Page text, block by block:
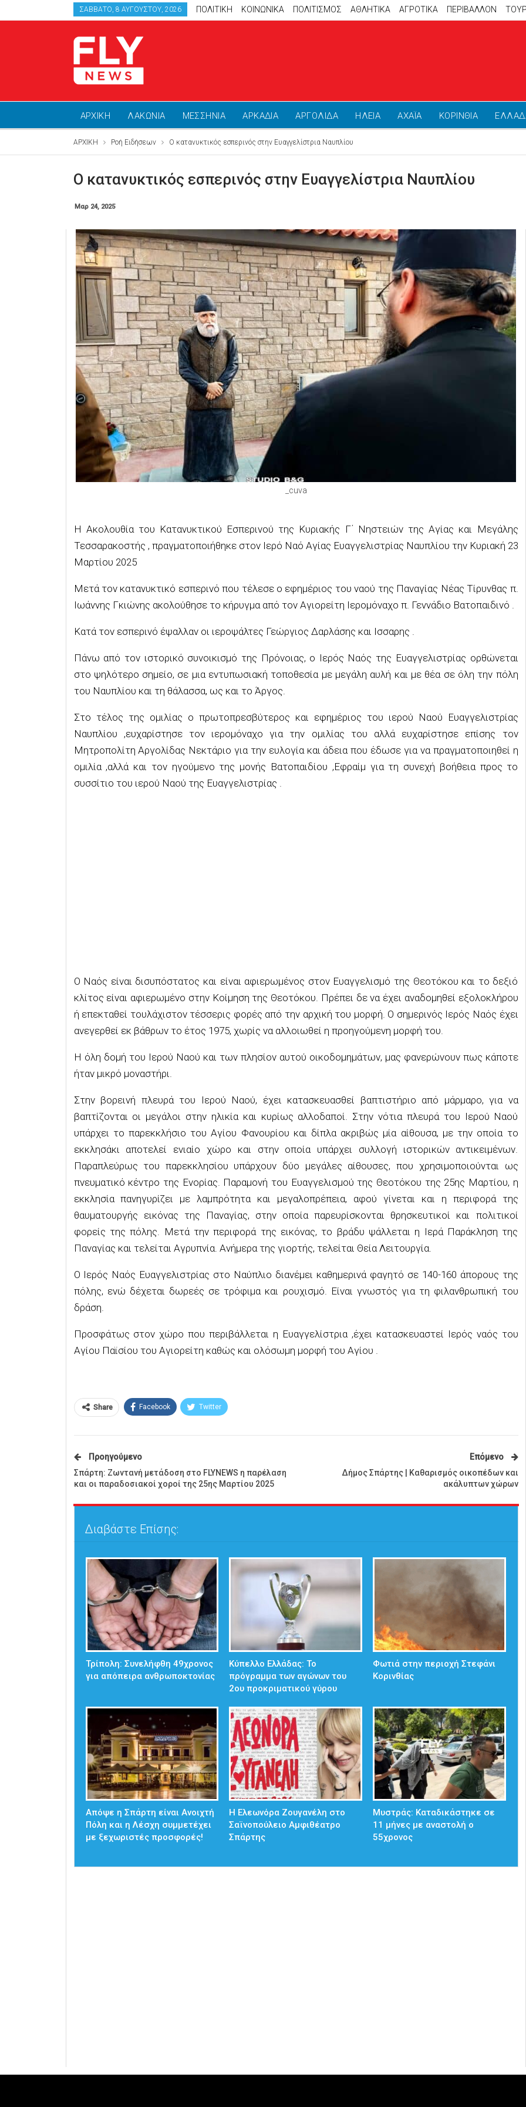
ΣΆΒΒΑΤΟ, 8 ΑΥΓΟΎΣΤΟΥ, 2026 ΠΟΛΙΤΙΚΗ ΚΟΙΝΩΝΙΚΑ ΠΟΛΙΤΙΣΜΟΣ ΑΘΛΗΤΙΚΆ ΑΓΡΟΤΙΚΑ ΠΕΡΙΒΑΛΛΟΝ
ΑΡΧΙΚΗ ΛΑΚΩΝΙΑ ΜΕΣΣΗΝΙΑ ΑΡΚΑΔΙΑ ΑΡΓΟΛΙΔΑ ΗΛΕΙΑ ΑΧΑΪΑ ΚΟΡΙΝΘΙΑ
ΑΡΧΙΚΗ Ροή Ειδήσεων Ο κατανυκτικός εσπερινός στην Ευαγγελίστρια Ναυπλίου
Ο κατανυκτικός εσπερινός στην Ευαγγελίστρια Ναυπλίου
Μαρ 24, 2025
_cuva
Η Ακολουθία του Κατανυκτικού Εσπερινού της Κυριακής Γ΄ Νηστειών της Αγίας και Μεγάλης
Τεσσαρακοστής , πραγματοποιήθηκε στον Ιερό Ναό Αγίας Ευαγγελιστρίας Ναυπλίου την Κυριακή 23
Μαρτίου 2025
Μετά τον κατανυκτικό εσπερινό που τέλεσε ο εφημέριος του ναού της Παναγίας Νέας Τίρυνθας π.
Ιωάννης Γκιώνης ακολούθησε το κήρυγμα από τον Αγιορείτη Ιερομόναχο π. Γεννάδιο Βατοπαιδινό .
Κατά τον εσπερινό έψαλλαν οι ιεροψάλτες Γεώργιος Δαρλάσης και Ισσαρης .
Πάνω από τον ιστορικό συνοικισμό της Πρόνοιας, ο Ιερός Ναός της Ευαγγελιστρίας ορθώνεται
στο ψηλότερο σημείο, σε μια εντυπωσιακή τοποθεσία με μεγάλη αυλή και με θέα σε όλη την πόλη
του Ναυπλίου και τη θάλασσα, ως και το Άργος.
Στο τέλος της ομιλίας ο πρωτοπρεσβύτερος και εφημέριος του ιερού Ναού Ευαγγελιστρίας
Ναυπλίου ,ευχαρίστησε τον ιερομόναχο για την ομιλίας του αλλά ευχαρίστησε επίσης τον
Μητροπολίτη Αργολίδας Νεκτάριο για την ευλογία και άδεια που έδωσε για να πραγματοποιηθεί η
ομιλία ,αλλά και τον ηγούμενο της μονής Βατοπαιδίου ,Εφραίμ για τη συνεχή βοήθεια προς το
συσσίτιο του ιερού Ναού της Ευαγγελιστρίας .
Ο Ναός είναι δισυπόστατος και είναι αφιερωμένος στον Ευαγγελισμό της Θεοτόκου και το δεξιό
κλίτος είναι αφιερωμένο στην Κοίμηση της Θεοτόκου. Πρέπει δε να έχει αναδομηθεί εξολοκλήρου
ή επεκταθεί τουλάχιστον τέσσερις φορές από την αρχική του μορφή. Ο σημερινός Ιερός Ναός έχει
ανεγερθεί εκ βάθρων το έτος 1975, χωρίς να αλλοιωθεί η προηγούμενη μορφή του.
Η όλη δομή του Ιερού Ναού και των πλησίον αυτού οικοδομημάτων, μας φανερώνουν πως κάποτε
ήταν μικρό μοναστήρι.
Στην βορεινή πλευρά του Ιερού Ναού, έχει κατασκευασθεί βαπτιστήριο από μάρμαρο, για να
βαπτίζονται οι μεγάλοι στην ηλικία και κυρίως αλλοδαποί. Στην νότια πλευρά του Ιερού Ναού
υπάρχει το παρεκκλήσιο του Αγίου Φανουρίου και δίπλα ακριβώς μία αίθουσα, με την οποία το
εκκλησάκι αποτελεί ενιαίο χώρο και στην οποία υπάρχει συλλογή ιστορικών αντικειμένων.
Παραπλεύρως του παρεκκλησίου υπάρχουν δύο μεγάλες αίθουσες, που χρησιμοποιούνται ως
πνευματικό κέντρο της Ενορίας. Παραμονή του Ευαγγελισμού της Θεοτόκου της 25ης Μαρτίου, η
εκκλησία πανηγυρίζει με λαμπρότητα και μεγαλοπρέπεια, αφού γίνεται και η περιφορά της
θαυματουργής εικόνας της Παναγίας, στην οποία παρευρίσκονται θρησκευτικοί και πολιτικοί
φορείς της πόλης. Μετά την περιφορά της εικόνας, το βράδυ ψάλλεται η Ιερά Παράκληση της
Παναγίας και τελείται Αγρυπνία. Ανήμερα της γιορτής, τελείται Θεία Λειτουργία.
Ο Ιερός Ναός Ευαγγελιστρίας στο Ναύπλιο διανέμει καθημερινά φαγητό σε 140-160 άπορους της
πόλης, ενώ δέχεται δωρεές σε τρόφιμα και ρουχισμό. Είναι γνωστός για τη φιλανθρωπική του
δράση.
Προσφάτως στον χώρο που περιβάλλεται η Ευαγγελίστρια ,έχει κατασκευαστεί Ιερός ναός του
Αγίου Παϊσίου του Αγιορείτη καθώς και ολόσωμη μορφή του Αγίου .
Share Facebook Twitter
Προηγούμενο
Σπάρτη: Ζωντανή μετάδοση στο FLYNEWS η παρέλαση
και οι παραδοσιακοί χοροί της 25ης Μαρτίου 2025
Επόμενο
Δήμος Σπάρτης | Καθαρισμός οικοπέδων και
ακάλυπτων χώρων
Διαβάστε Επίσης:
Τρίπολη: Συνελήφθη 49χρονος
για απόπειρα ανθρωποκτονίας
Κύπελλο Ελλάδας: Το
πρόγραμμα των αγώνων του
2ου προκριματικού γύρου
Φωτιά στην περιοχή Στεφάνι
Κορινθίας
Απόψε η Σπάρτη είναι Ανοιχτή
Πόλη και η Λέσχη συμμετέχει
με ξεχωριστές προσφορές!
Η Ελεωνόρα Ζουγανέλη στο
Σαϊνοπούλειο Αμφιθέατρο
Σπάρτης
Μυστράς: Καταδικάστηκε σε
11 μήνες με αναστολή ο
55χρονος